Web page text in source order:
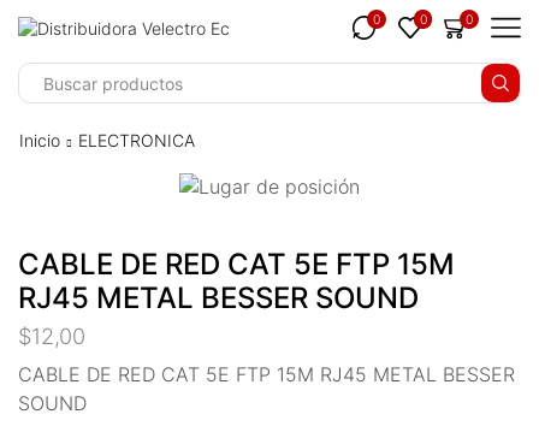
panel
panel
0 0 0
Inicio ELECTRONICA
CABLE DE RED CAT 5E FTP 15M
RJ45 METAL BESSER SOUND
$12,00
CABLE DE RED CAT 5E FTP 15M RJ45 METAL BESSER
SOUND